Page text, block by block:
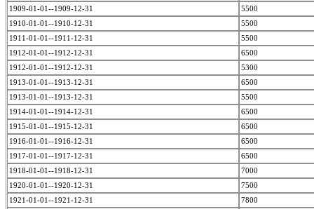
1909-01-01--1909-12-31
5500
1910-01-01--1910-12-31
5500
1911-01-01--1911-12-31
5500
1912-01-01--1912-12-31
6500
1912-01-01--1912-12-31
5300
1913-01-01--1913-12-31
6500
1913-01-01--1913-12-31
5500
1914-01-01--1914-12-31
6500
1915-01-01--1915-12-31
6500
1916-01-01--1916-12-31
6500
1917-01-01--1917-12-31
6500
1918-01-01--1918-12-31
7000
1920-01-01--1920-12-31
7500
1921-01-01--1921-12-31
7800